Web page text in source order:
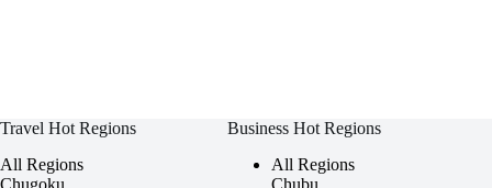
Travel Hot Regions
All Regions
Business Hot Regions
All Regions